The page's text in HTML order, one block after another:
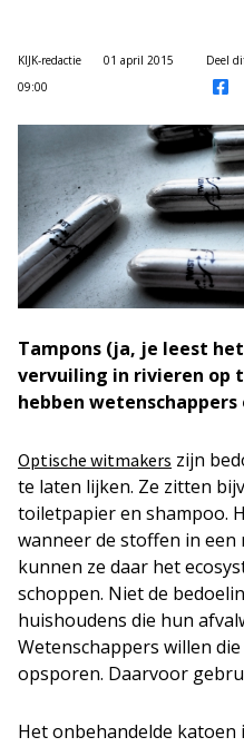
KIJK-redactie
01 april 2015
09:00
Deel
Tampons (ja, je leest
vervuiling in rivieren op
hebben
Optische witmakers zijn
te laten lijken. Ze zitten
toiletpapier en shampoo.
wanneer de stoffen in
kunnen ze daar het
schoppen. Niet de
huishoudens die hun
Wetenschappers willen
opsporen. Daarvoor
Het onbehandelde